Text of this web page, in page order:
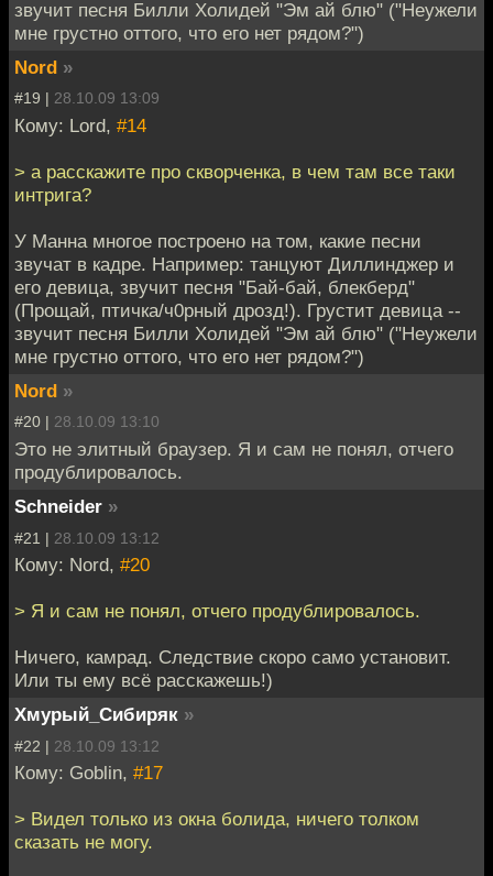
звучит песня Билли Холидей "Эм ай блю" ("Неужели
мне грустно оттого, что его нет рядом?")
Nord »
#19 | 28.10.09 13:09
Кому: Lord, #14
> а расскажите про скворченка, в чем там все таки
интрига?
У Манна многое построено на том, какие песни
звучат в кадре. Например: танцуют Диллинджер и
его девица, звучит песня "Бай-бай, блекберд"
(Прощай, птичка/ч0рный дрозд!). Грустит девица --
звучит песня Билли Холидей "Эм ай блю" ("Неужели
мне грустно оттого, что его нет рядом?")
Nord »
#20 | 28.10.09 13:10
Это не элитный браузер. Я и сам не понял, отчего
продублировалось.
Schneider »
#21 | 28.10.09 13:12
Кому: Nord, #20
> Я и сам не понял, отчего продублировалось.
Ничего, камрад. Следствие скоро само установит.
Или ты ему всё расскажешь!)
Хмурый_Сибиряк »
#22 | 28.10.09 13:12
Кому: Goblin, #17
> Видел только из окна болида, ничего толком
сказать не могу.